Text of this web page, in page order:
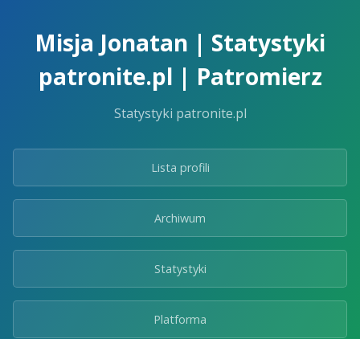
Misja Jonatan | Statystyki
patronite.pl | Patromierz
Statystyki patronite.pl
Lista profili
Archiwum
Statystyki
Platforma